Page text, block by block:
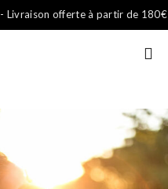
- Livraison offerte à partir de 180€